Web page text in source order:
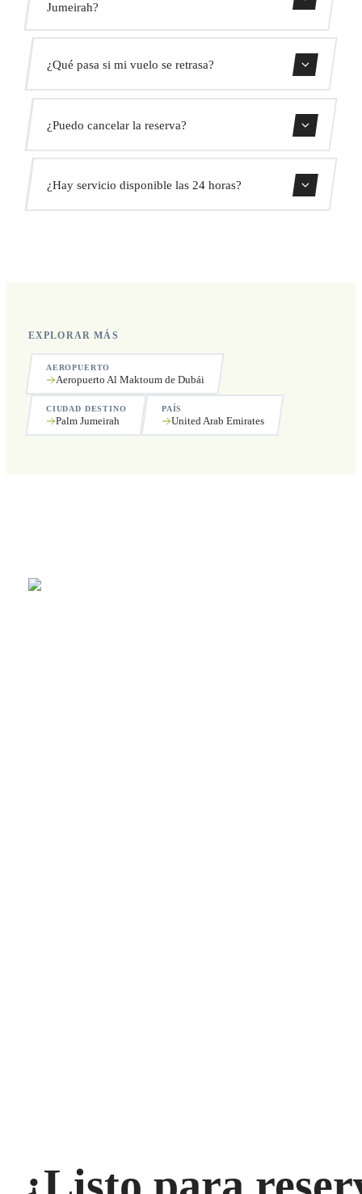
Jumeirah?
Usa nuestro formulario de reserva para obtener un precio
fijo al instante. Sin cargos ocultos.
¿Qué pasa si mi vuelo se retrasa?
conductor ajustará automáticamente la hora de recogida
sin coste adicional.
¿Puedo cancelar la reserva?
recogida.
¿Hay servicio disponible las 24 horas?
EXPLORAR MÁS
AEROPUERTO
Aeropuerto Al Maktoum de Dubái
CIUDAD DESTINO
Palm Jumeirah
PAÍS
United Arab Emirates